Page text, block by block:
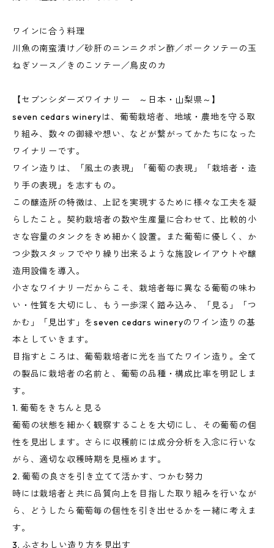
ワインに合う料理
川魚の南蛮漬け／砂肝のニンニクポン酢／ポークソテーの玉
ねぎソース／きのこソテー／鳥皮のカ
【セブンシダーズワイナリー ～日本・山梨県～】
seven cedars wineryは、葡萄栽培者、地域・農地を守る取
り組み、数々の御縁や想い、などが繋がってかたちになった
ワイナリーです。
ワイン造りは、「風土の表現」「葡萄の表現」「栽培者・造
り手の表現」を志すもの。
この醸造所の特徴は、上記を実現するために様々な工夫を凝
らしたこと。契約栽培者の数や生産量に合わせて、比較的小
さな容量のタンクをきめ細かく設置。また葡萄に優しく、か
つ少数スタッフでやり繰り出来るような施設レイアウトや醸
造用設備を導入。
小さなワイナリーだからこそ、栽培者毎に異なる葡萄の味わ
い・性質を大切にし、もう一歩深く踏み込み、「見る」「つ
かむ」「見出す」をseven cedars wineryのワイン造りの基
本としていきます。
目指すところは、葡萄栽培者に光を当てたワイン造り。全て
の製品に栽培者の名前と、葡萄の品種・構成比率を明記しま
す。
1. 葡萄をきちんと見る
葡萄の状態を細かく観察することを大切にし、その葡萄の個
性を見出します。さらに収穫前には成分分析を入念に行いな
がら、適切な収穫時期を見極めます。
2. 葡萄の良さを引き立てて活かす、つかむ努力
時には栽培者と共に品質向上を目指した取り組みを行いなが
ら、どうしたら葡萄毎の個性を引き出せるかを一緒に考えま
す。
3. ふさわしい造り方を見出す